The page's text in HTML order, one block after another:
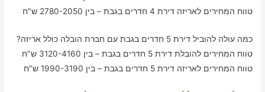
טווח המחירים לאריזה דירת 4 חדרים בגבת – בין 2780-2050 ש"ח
כמה עולה להוביל דירת 5 חדרים בגבת עם חברת הובלה כולל אריזה?
טווח המחירים להובלת דירת 5 חדרים בגבת – בין 3120-4160 ש"ח
טווח המחירים לאריזה דירת 5 חדרים בגבת – בין 1990-3190 ש"ח